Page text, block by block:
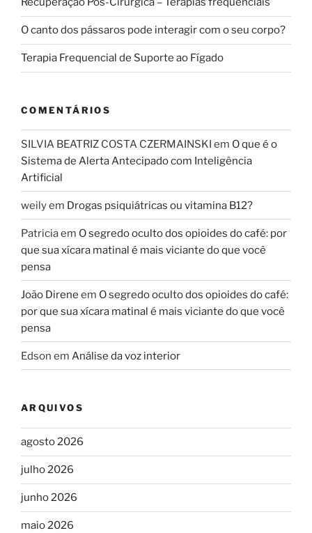
O canto dos pássaros pode interagir com o seu corpo?
Terapia Frequencial de Suporte ao Fígado
COMENTÁRIOS
SILVIA BEATRIZ COSTA CZERMAINSKI em O que é o
Sistema de Alerta Antecipado com Inteligência
Artificial
weilyem Drogas psiquiátricas ou vitamina B12?
Patriciaem O segredo oculto dos opioides do café: por
que sua xícara matinal é mais viciante do que você
pensa
João Direne em O segredo oculto dos opioides do café:
por que sua xícara matinal é mais viciante do que você
pensa
Edson em Análise da voz interior
ARQUIVOS
agosto 2026
julho 2026
junho 2026
maio 2026